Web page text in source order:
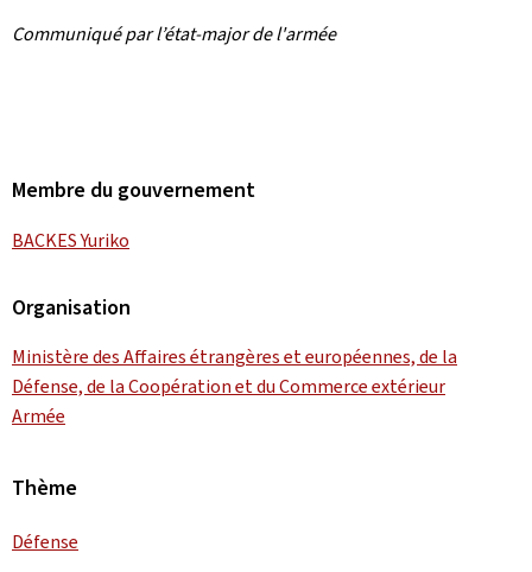
Communiqué par l’état-major de l'armée
Membre du gouvernement
BACKES Yuriko
Organisation
Ministère des Affaires étrangères et européennes, de la
Défense, de la Coopération et du Commerce extérieur
Armée
Thème
Défense